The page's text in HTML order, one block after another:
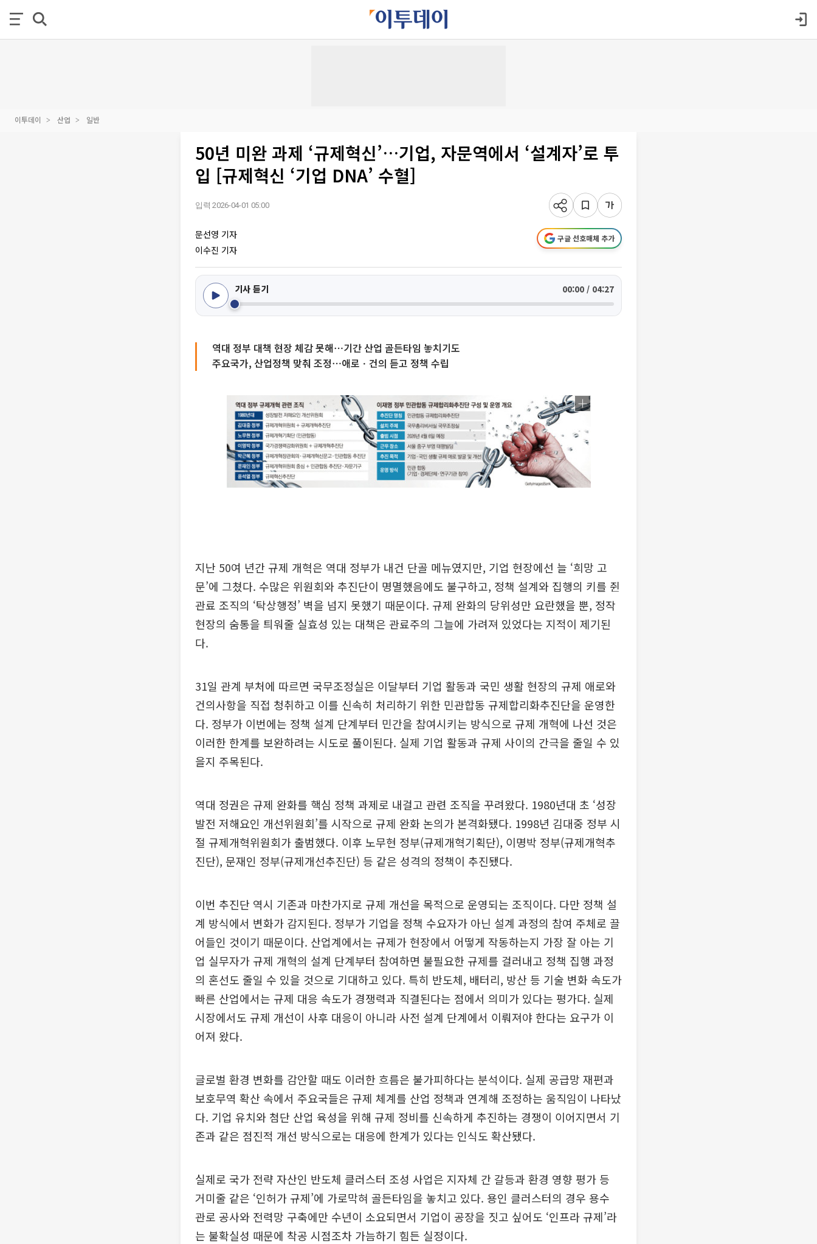
이투데이 산업 일반
50년 미완 과제 ‘규제혁신’…기업, 자문역에서 ‘설계자’로 투
입 [규제혁신 ‘기업 DNA’ 수혈]
입력 2026-04-01 05:00
문선영 기자
이수진 기자
구글 선호매체 추가
기사 듣기 00:00 / 04:27
역대 정부 대책 현장 체감 못해⋯기간 산업 골든타임 놓치기도
주요국가, 산업정책 맞춰 조정⋯애로ㆍ건의 듣고 정책 수립
지난 50여 년간 규제 개혁은 역대 정부가 내건 단골 메뉴였지만, 기업 현장에선 늘 ‘희망 고
문’에 그쳤다. 수많은 위원회와 추진단이 명멸했음에도 불구하고, 정책 설계와 집행의 키를 쥔
관료 조직의 ‘탁상행정’ 벽을 넘지 못했기 때문이다. 규제 완화의 당위성만 요란했을 뿐, 정작
현장의 숨통을 틔워줄 실효성 있는 대책은 관료주의 그늘에 가려져 있었다는 지적이 제기된
다.
31일 관계 부처에 따르면 국무조정실은 이달부터 기업 활동과 국민 생활 현장의 규제 애로와
건의사항을 직접 청취하고 이를 신속히 처리하기 위한 민관합동 규제합리화추진단을 운영한
다. 정부가 이번에는 정책 설계 단계부터 민간을 참여시키는 방식으로 규제 개혁에 나선 것은
이러한 한계를 보완하려는 시도로 풀이된다. 실제 기업 활동과 규제 사이의 간극을 줄일 수 있
을지 주목된다.
역대 정권은 규제 완화를 핵심 정책 과제로 내걸고 관련 조직을 꾸려왔다. 1980년대 초 ‘성장
발전 저해요인 개선위원회’를 시작으로 규제 완화 논의가 본격화됐다. 1998년 김대중 정부 시
절 규제개혁위원회가 출범했다. 이후 노무현 정부(규제개혁기획단), 이명박 정부(규제개혁추
진단), 문재인 정부(규제개선추진단) 등 같은 성격의 정책이 추진됐다.
이번 추진단 역시 기존과 마찬가지로 규제 개선을 목적으로 운영되는 조직이다. 다만 정책 설
계 방식에서 변화가 감지된다. 정부가 기업을 정책 수요자가 아닌 설계 과정의 참여 주체로 끌
어들인 것이기 때문이다. 산업계에서는 규제가 현장에서 어떻게 작동하는지 가장 잘 아는 기
업 실무자가 규제 개혁의 설계 단계부터 참여하면 불필요한 규제를 걸러내고 정책 집행 과정
의 혼선도 줄일 수 있을 것으로 기대하고 있다. 특히 반도체, 배터리, 방산 등 기술 변화 속도가
빠른 산업에서는 규제 대응 속도가 경쟁력과 직결된다는 점에서 의미가 있다는 평가다. 실제
시장에서도 규제 개선이 사후 대응이 아니라 사전 설계 단계에서 이뤄져야 한다는 요구가 이
어져 왔다.
글로벌 환경 변화를 감안할 때도 이러한 흐름은 불가피하다는 분석이다. 실제 공급망 재편과
보호무역 확산 속에서 주요국들은 규제 체계를 산업 정책과 연계해 조정하는 움직임이 나타났
다. 기업 유치와 첨단 산업 육성을 위해 규제 정비를 신속하게 추진하는 경쟁이 이어지면서 기
존과 같은 점진적 개선 방식으로는 대응에 한계가 있다는 인식도 확산됐다.
실제로 국가 전략 자산인 반도체 클러스터 조성 사업은 지자체 간 갈등과 환경 영향 평가 등
거미줄 같은 ‘인허가 규제’에 가로막혀 골든타임을 놓치고 있다. 용인 클러스터의 경우 용수
관로 공사와 전력망 구축에만 수년이 소요되면서 기업이 공장을 짓고 싶어도 ‘인프라 규제’라
는 불확실성 때문에 착공 시점조차 가늠하기 힘든 실정이다.